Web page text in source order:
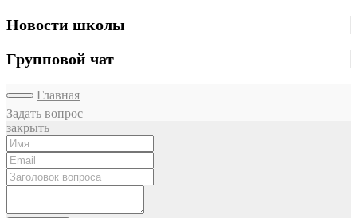
Новости школы
Групповой чат
Главная
Задать вопрос
закрыть